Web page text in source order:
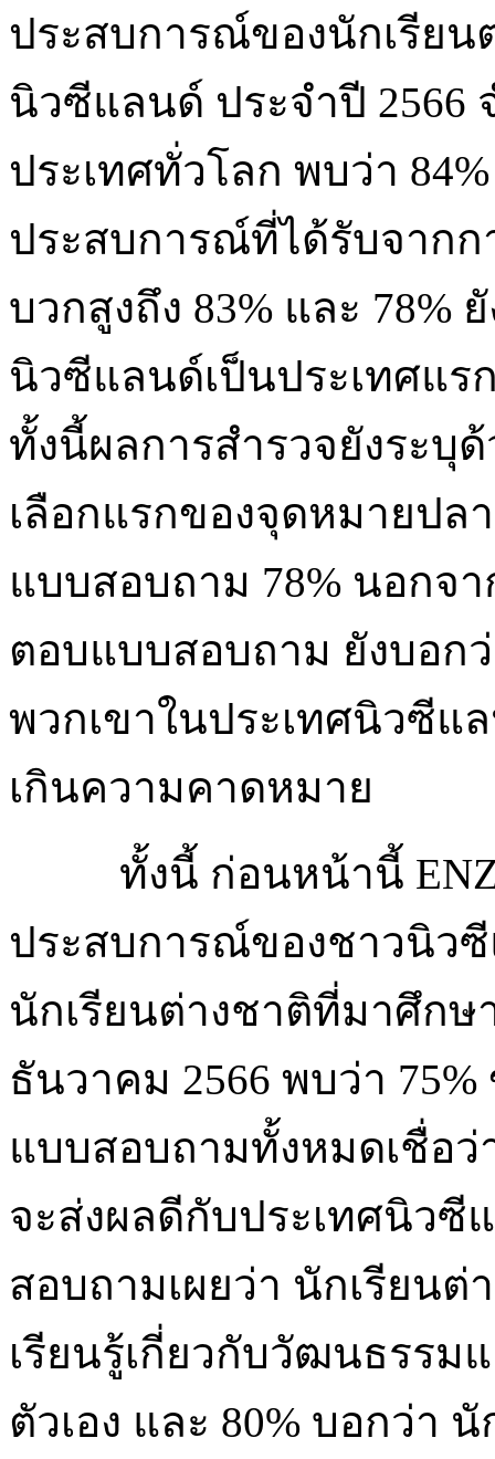
ประสบการณ์ของนักเรีย
นิวซีแลนด์ ประจำปี 2566
ประเทศทั่วโลก พบว่า
ประสบการณ์ที่ได้รับจากก
บวกสูงถึง 83% และ 78%
นิวซีแลนด์เป็นประเทศแร
ทั้งนี้ผลการสำรวจยังระบุ
เลือกแรกของจุดหมายปล
แบบสอบถาม 78% นอกจ
ตอบแบบสอบถาม ยังบอก
พวกเขาในประเทศนิวซีแ
เกินความคาดหมาย
ทั้งนี้ ก่อนหน้านี้
ประสบการณ์ของชาวนิว
นักเรียนต่างชาติที่มาศึก
ธันวาคม 2566 พบว่า
แบบสอบถามทั้งหมดเชื่อว่
จะส่งผลดีกับประเทศนิวซี
สอบถามเผยว่า นักเรียน
เรียนรู้เกี่ยวกับวัฒนธรรม
ตัวเอง และ 80% บอกว่า